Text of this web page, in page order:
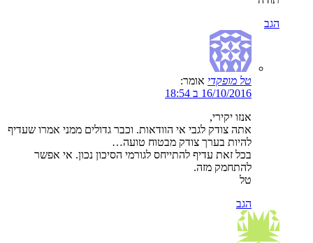
הגב
טל מופקדי אומר:
16/10/2016 ב 18:54
אנזו יקירי,
אתה צודק לגבי אי הוודאות. וכבר גדולים ממני אמרו שעדיף
להיות בערך צודק מבטוח טועה…
בכל זאת עדיף להתייחס לגורמי הסיכון נכון. אי אפשר
להתחמק מזה.
טל
הגב